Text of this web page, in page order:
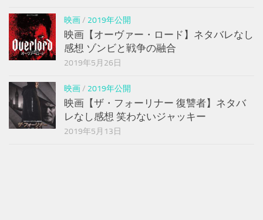
映画/ 2019年公開
映画【オーヴァー・ロード】ネタバレなし
感想 ゾンビと戦争の融合
2019年5月26日
映画/ 2019年公開
映画【ザ・フォーリナー 復讐者】ネタバ
レなし感想 笑わないジャッキー
2019年5月13日